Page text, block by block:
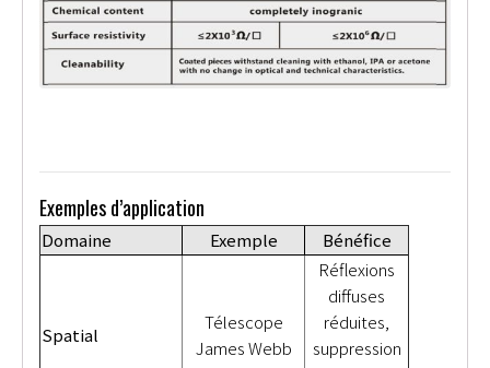
Exemples d’application
Domaine Exemple Bénéfice
Spatial
Télescope
James Webb
Réflexions
diffuses
réduites,
suppression